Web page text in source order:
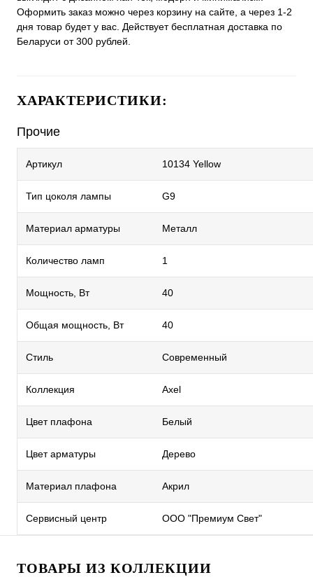
Оформить заказ можно через корзину на сайте, а через 1-2
дня товар будет у вас. Действует бесплатная доставка по
Беларуси от 300 рублей.
ХАРАКТЕРИСТИКИ:
Прочие
Артикул 10134 Yellow
Тип цоколя лампы G9
Материал арматуры Металл
Количество ламп 1
Мощность, Вт 40
Общая мощность, Вт 40
Стиль Современный
Коллекция Axel
Цвет плафона Белый
Цвет арматуры Дерево
Материал плафона Акрил
Сервисный центр ООО "Премиум Свет"
ТОВАРЫ ИЗ КОЛЛЕКЦИИ